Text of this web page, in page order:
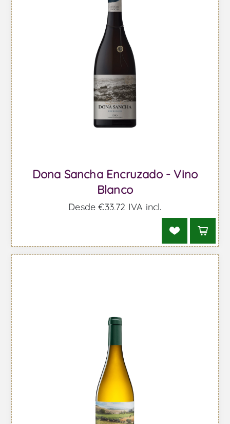
Dona Sancha Encruzado - Vino
Blanco
Desde €33,72 IVA incl.